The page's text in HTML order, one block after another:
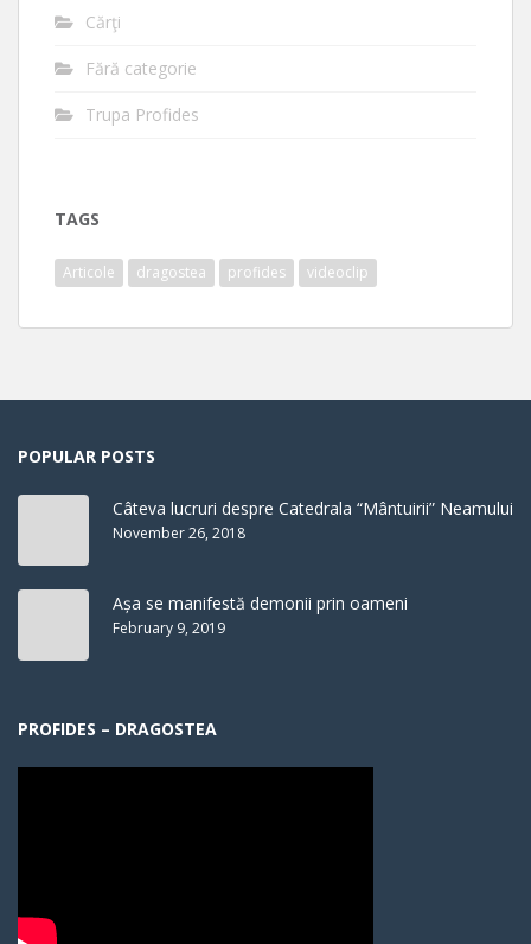
Cărţi
Fără categorie
Trupa Profides
TAGS
Articole dragostea profides videoclip
POPULAR POSTS
Câteva lucruri despre Catedrala “Mântuirii” Neamului
November 26, 2018
Așa se manifestă demonii prin oameni
February 9, 2019
PROFIDES – DRAGOSTEA